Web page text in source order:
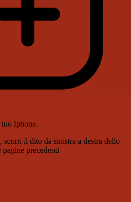
Iphone.
il dito da sinistra a destra dello
pagine precedenti